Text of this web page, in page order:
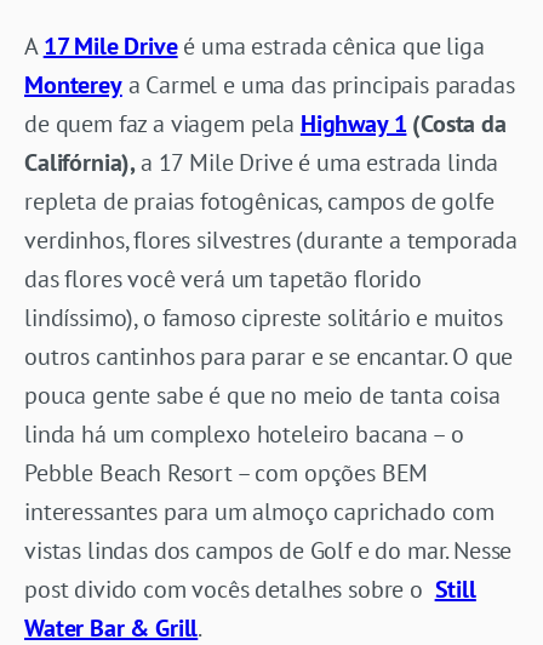
A17 Mile Driveé uma estrada cênica que liga
Montereya Carmel e uma das principais paradas
de quem faz a viagem pela Highway 1 (Costa da
Califórnia),a 17 Mile Drive é uma estrada linda
repleta de praias fotogênicas, campos de golfe
verdinhos, flores silvestres (durante a temporada
das flores você verá um tapetão florido
lindíssimo), o famoso cipreste solitário e muitos
outros cantinhos para parar e se encantar. O que
pouca gente sabe é que no meio de tanta coisa
linda há um complexo hoteleiro bacana – o
Pebble Beach Resort – com opções BEM
interessantes para um almoço caprichado com
vistas lindas dos campos de Golf e do mar. Nesse
post divido com vocês detalhes sobre o Still
Water Bar & Grill.